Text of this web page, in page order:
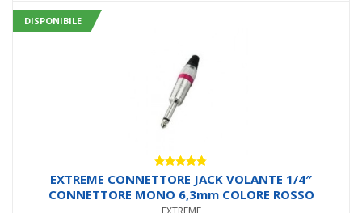
DISPONIBILE
Valutato
4.71su 5
EXTREME CONNETTORE JACK VOLANTE 1/4″
CONNETTORE MONO 6,3mm COLORE ROSSO